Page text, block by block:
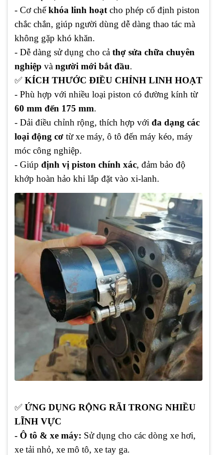
- Cơ chếkhóa linh hoạt cho phép cố định piston
chắc chắn, giúp người dùng dễ dàng thao tác mà
không gặp khó khăn.
- Dễ dàng sử dụng cho cả thợ sửa chữa chuyên
nghiệp và người mới bắt đầu.
✅ KÍCH THƯỚC ĐIỀU CHỈNH LINH HOẠT
- Phù hợp với nhiều loại piston có đường kính từ
60 mm đến 175 mm.
- Dải điều chỉnh rộng, thích hợp với đa dạng các
loại động cơ từ xe máy, ô tô đến máy kéo, máy
móc công nghiệp.
- Giúp định vị piston chính xác, đảm bảo độ
khớp hoàn hảo khi lắp đặt vào xi-lanh.
✅ ỨNG DỤNG RỘNG RÃI TRONG NHIỀU
LĨNH VỰC
- Ô tô & xe máy: Sử dụng cho các dòng xe hơi,
xe tải nhỏ, xe mô tô, xe tay ga.